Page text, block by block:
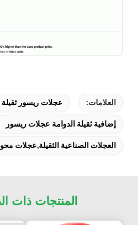
العلامات: عجلات ريسور ثقيلة
إضافية ثقيلة الدوامة عجلات ريسور
العجلات الصناعية الثقيلة,عجلات
المنتجات ذات